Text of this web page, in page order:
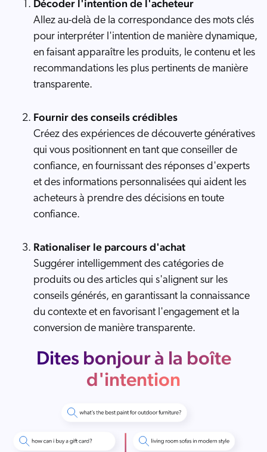
Décoder l'intention de l'acheteur
Allez au-delà de la correspondance des mots clés
pour interpréter l'intention de manière dynamique,
en faisant apparaître les produits, le contenu et les
recommandations les plus pertinents de manière
transparente.
Fournir des conseils crédibles
Créez des expériences de découverte génératives
qui vous positionnent en tant que conseiller de
confiance, en fournissant des réponses d'experts
et des informations personnalisées qui aident les
acheteurs à prendre des décisions en toute
confiance.
Rationaliser le parcours d'achat
Suggérer intelligemment des catégories de
produits ou des articles qui s'alignent sur les
conseils générés, en garantissant la connaissance
du contexte et en favorisant l'engagement et la
conversion de manière transparente.
Dites bonjour à la boîte
d'intention